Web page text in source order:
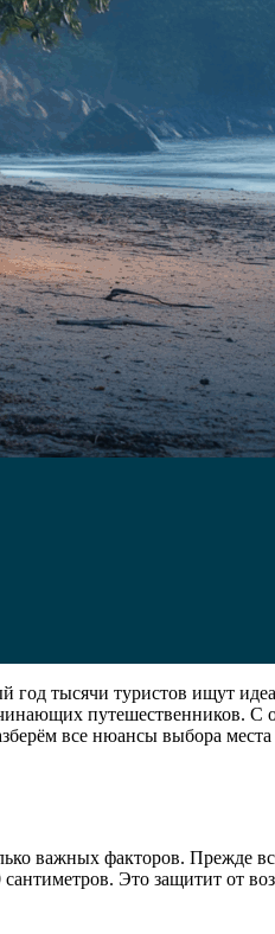
тысячи туристов ищут
путешественников.
все нюансы выбора
важных факторов. Прежде
Это защитит от